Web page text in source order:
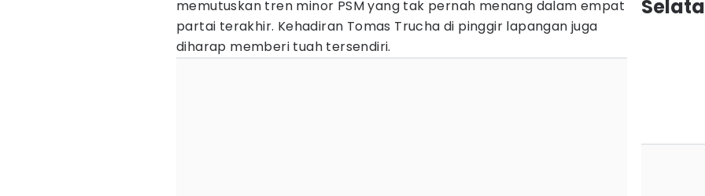
memutuskan tren minor PSM yang tak pernah menang dalam empat
partai terakhir. Kehadiran Tomas Trucha di pinggir lapangan juga
diharap memberi tuah tersendiri.